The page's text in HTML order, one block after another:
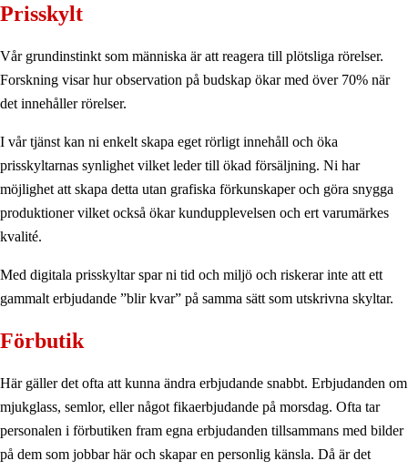
Prisskylt
Vår grundinstinkt som människa är att reagera till plötsliga rörelser.
Forskning visar hur observation på budskap ökar med över 70% när
det innehåller rörelser.
I vår tjänst kan ni enkelt skapa eget rörligt innehåll och öka
prisskyltarnas synlighet vilket leder till ökad försäljning. Ni har
möjlighet att skapa detta utan grafiska förkunskaper och göra snygga
produktioner vilket också ökar kundupplevelsen och ert varumärkes
kvalité.
Med digitala prisskyltar spar ni tid och miljö och riskerar inte att ett
gammalt erbjudande ”blir kvar” på samma sätt som utskrivna skyltar.
Förbutik
Här gäller det ofta att kunna ändra erbjudande snabbt. Erbjudanden om
mjukglass, semlor, eller något fikaerbjudande på morsdag. Ofta tar
personalen i förbutiken fram egna erbjudanden tillsammans med bilder
på dem som jobbar här och skapar en personlig känsla. Då är det